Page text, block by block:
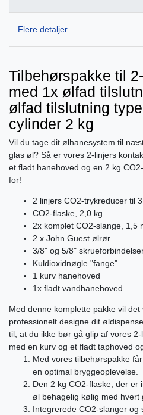
Flere detaljer
Tilbehørspakke til
med 1x ølfad
ølfad tilslutning
cylinder 2 kg
Vil du tage dit ølhanesystem til
glas øl? Så er vores 2-linjers
et fladt hanehoved og en 2 kg
for!
2 linjers CO2-trykreducer til
CO2-flaske, 2,0 kg
2x komplet CO2-slange, 1,5
2 x John Guest ølrør
3/8" og 5/8"
Kuldioxidnøgle "fange"
1 kurv hanehoved
1x fladt vandhanehoved
Med denne komplette pakke vil
professionelt designe dit
til, at du ikke bør gå glip af vores
med en kurv og et fladt taphoved
Med vores tilbehørspakke
en optimal bryggeoplevelse.
Den 2 kg CO2-flaske, der er
øl behagelig kølig med hvert
Integrerede CO2-slanger